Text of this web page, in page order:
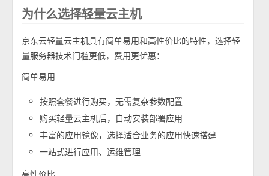
为什么选择轻量云主机
京东云轻量云主机具有简单易用和高性价比的特性，选择轻
量服务器技术门槛更低，费用更优惠：
简单易用
按照套餐进行购买，无需复杂参数配置
购买轻量云主机后，自动安装部署应用
丰富的应用镜像，选择适合业务的应用快速搭建
一站式进行应用、运维管理